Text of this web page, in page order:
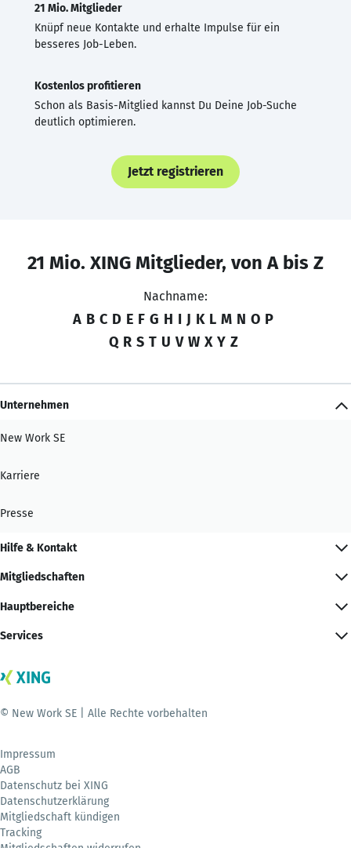
21 Mio. Mitglieder
Knüpf neue Kontakte und erhalte Impulse für ein
besseres Job-Leben.
Kostenlos profitieren
Schon als Basis-Mitglied kannst Du Deine Job-Suche
deutlich optimieren.
Jetzt registrieren
21 Mio. XING Mitglieder, von A bis Z
Nachname:
A B C D E F G H I J K L M N O P
Q R S T U V W X Y Z
Unternehmen
New Work SE
Karriere
Presse
Hilfe & Kontakt
Mitgliedschaften
Hauptbereiche
Services
© New Work SE | Alle Rechte vorbehalten
Impressum
AGB
Datenschutz bei XING
Datenschutzerklärung
Mitgliedschaft kündigen
Tracking